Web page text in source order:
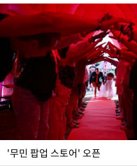
'무민 팝업 스토어' 오픈